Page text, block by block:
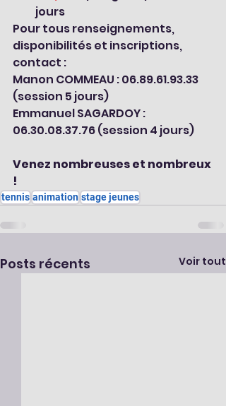
jours
Pour tous renseignements,
disponibilités et inscriptions,
contact :
Manon COMMEAU : 06.89.61.93.33
(session 5 jours)
Emmanuel SAGARDOY :
06.30.08.37.76 (session 4 jours)
Venez nombreuses et nombreux
!
tennis animation stage jeunes
Posts récents Voir tout